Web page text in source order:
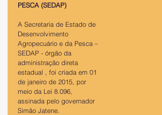
PESCA (SEDAP)
A Secretaria de Estado de
Desenvolvimento
Agropecuário e da Pesca –
SEDAP - órgão da
administração direta
estadual , foi criada em 01
de janeiro de 2015, por
meio da Lei 8.096,
assinada pelo governador
Simão Jatene.